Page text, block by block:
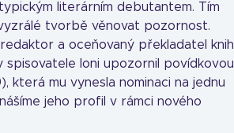
literárním debutantem. Tím
tvorbě věnovat pozornost.
a oceňovaný překladatel knih
loni upozornil povídkovou
která mu vynesla nominaci na jednu
jeho profil v rámci nového